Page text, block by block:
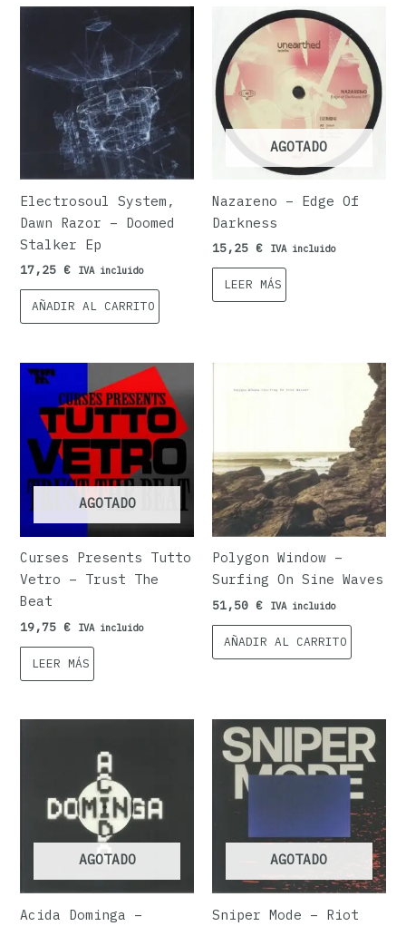
Electrosoul System,
Dawn Razor – Doomed
Stalker Ep
17,25 € IVA incluido
AÑADIR AL CARRITO
AGOTADO
Nazareno – Edge Of
Darkness
15,25 € IVA incluido
LEER MÁS
AGOTADO
Curses Presents Tutto
Vetro ‎– Trust The
Beat
19,75 € IVA incluido
LEER MÁS
Polygon Window –
Surfing On Sine Waves
51,50 € IVA incluido
AÑADIR AL CARRITO
AGOTADO
Acida Dominga –
AGOTADO
Sniper Mode – Riot